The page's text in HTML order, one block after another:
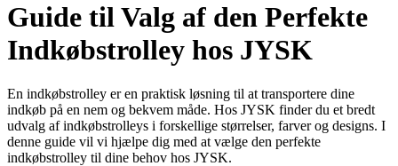
Guide til Valg af den Perfekte
Indkøbstrolley hos JYSK
En indkøbstrolley er en praktisk løsning til at transportere dine
indkøb på en nem og bekvem måde. Hos JYSK finder du et bredt
udvalg af indkøbstrolleys i forskellige størrelser, farver og designs. I
denne guide vil vi hjælpe dig med at vælge den perfekte
indkøbstrolley til dine behov hos JYSK.